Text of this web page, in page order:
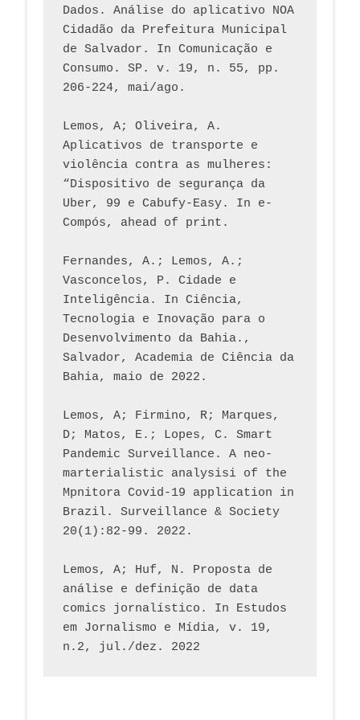
Dados. Análise do aplicativo NOA
Cidadão da Prefeitura Municipal
de Salvador. In Comunicação e
Consumo. SP. v. 19, n. 55, pp.
206-224, mai/ago.
Lemos, A; Oliveira, A.
Aplicativos de transporte e
violência contra as mulheres:
“Dispositivo de segurança da
Uber, 99 e Cabufy-Easy. In e-
Compós, ahead of print.
Fernandes, A.; Lemos, A.;
Vasconcelos, P. Cidade e
Inteligência. In Ciência,
Tecnologia e Inovação para o
Desenvolvimento da Bahia.,
Salvador, Academia de Ciência da
Bahia, maio de 2022.
Lemos, A; Firmino, R; Marques,
D; Matos, E.; Lopes, C. Smart
Pandemic Surveillance. A neo-
marterialistic analysisi of the
Mpnitora Covid-19 application in
Brazil. Surveillance & Society
20(1):82-99. 2022.
Lemos, A; Huf, N. Proposta de
análise e definição de data
comics jornalístico. In Estudos
em Jornalismo e Mídia, v. 19,
n.2, jul./dez. 2022